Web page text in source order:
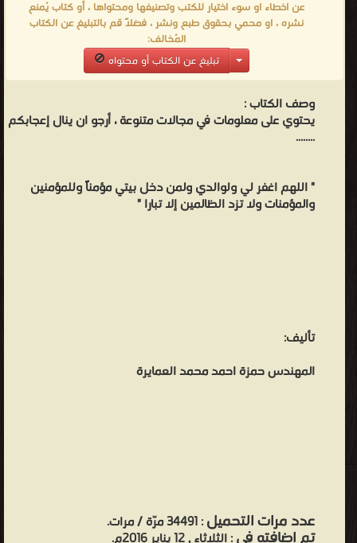
عن اخطاء او سوء اختيار للكتب وتصنيفها ومحتواها ، أو كتاب يُمنع
نشره ، او محمي بحقوق طبع ونشر ، فضلاً قم بالتبليغ عن الكتاب
المُخالف:
تبليغ عن الكتاب أو محتواه
وصف الكتاب :
يحتوي على معلومات في مجالات متنوعة ، أرجو ان ينال إعجابكم
........
" اللهم اغفر لي ولوالدي ولمن دخل بيتي مؤمناً وللمؤمنين
والمؤمنات ولا تزد الظالمين إلا تبارا "
تأليف:
المهندس حمزة احمد محمد العمايرة
عدد مرات التحميل: 34491 مرّة / مرات.